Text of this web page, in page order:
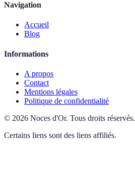
Navigation
Accueil
Blog
Informations
A propos
Contact
Mentions légales
Politique de confidentialité
© 2026 Noces d'Or. Tous droits réservés.
Certains liens sont des liens affiliés.